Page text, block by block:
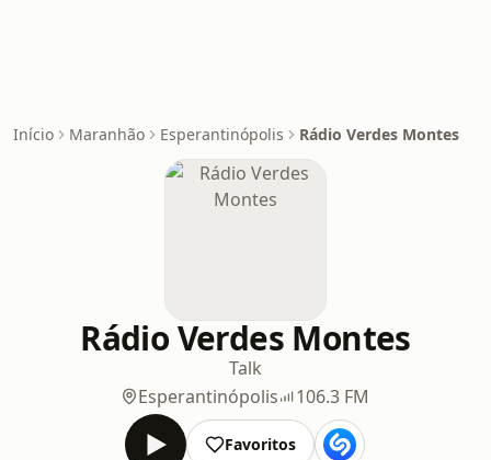
Início Maranhão Esperantinópolis Rádio Verdes Montes
Rádio Verdes Montes
Talk
Esperantinópolis
106.3 FM
Favoritos